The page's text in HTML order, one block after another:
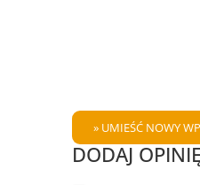
DODAJ